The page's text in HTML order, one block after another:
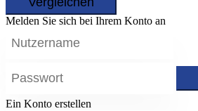
Melden Sie sich bei Ihrem Konto an
Ein Konto erstellen